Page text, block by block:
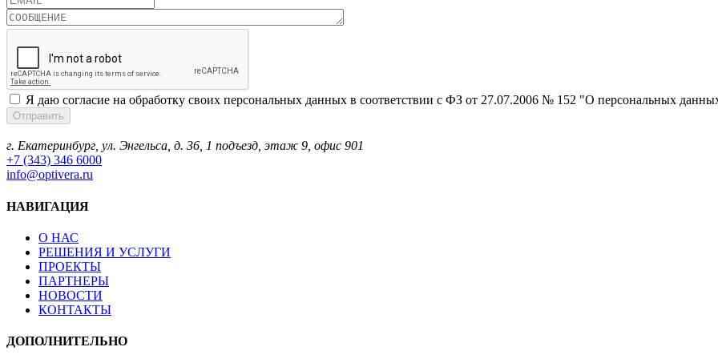
Я даю согласие на обработку своих персональных данных в соответствии с ФЗ от 27.07.2006 № 152 "О персональных
г. Екатеринбург, ул. Энгельса, д. 36, 1 подъезд, этаж 9, офис 901
+7 (343) 346 6000
info@optivera.ru
НАВИГАЦИЯ
О НАС
РЕШЕНИЯ И УСЛУГИ
ПРОЕКТЫ
ПАРТНЕРЫ
НОВОСТИ
КОНТАКТЫ
ДОПОЛНИТЕЛЬНО